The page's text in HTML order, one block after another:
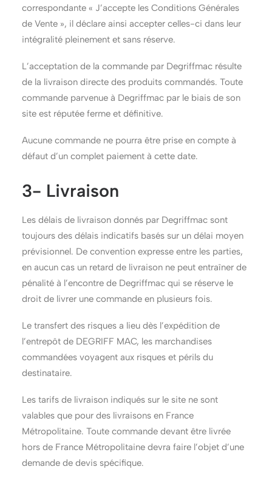
correspondante « J’accepte les Conditions Générales
de Vente », il déclare ainsi accepter celles-ci dans leur
intégralité pleinement et sans réserve.
L’acceptation de la commande par Degriffmac résulte
de la livraison directe des produits commandés. Toute
commande parvenue à Degriffmac par le biais de son
site est réputée ferme et définitive.
Aucune commande ne pourra être prise en compte à
défaut d’un complet paiement à cette date.
3- Livraison
Les délais de livraison donnés par Degriffmac sont
toujours des délais indicatifs basés sur un délai moyen
prévisionnel. De convention expresse entre les parties,
en aucun cas un retard de livraison ne peut entraîner de
pénalité à l’encontre de Degriffmac qui se réserve le
droit de livrer une commande en plusieurs fois.
Le transfert des risques a lieu dès l’expédition de
l’entrepôt de DEGRIFF MAC, les marchandises
commandées voyagent aux risques et périls du
destinataire.
Les tarifs de livraison indiqués sur le site ne sont
valables que pour des livraisons en France
Métropolitaine. Toute commande devant être livrée
hors de France Métropolitaine devra faire l’objet d’une
demande de devis spécifique.